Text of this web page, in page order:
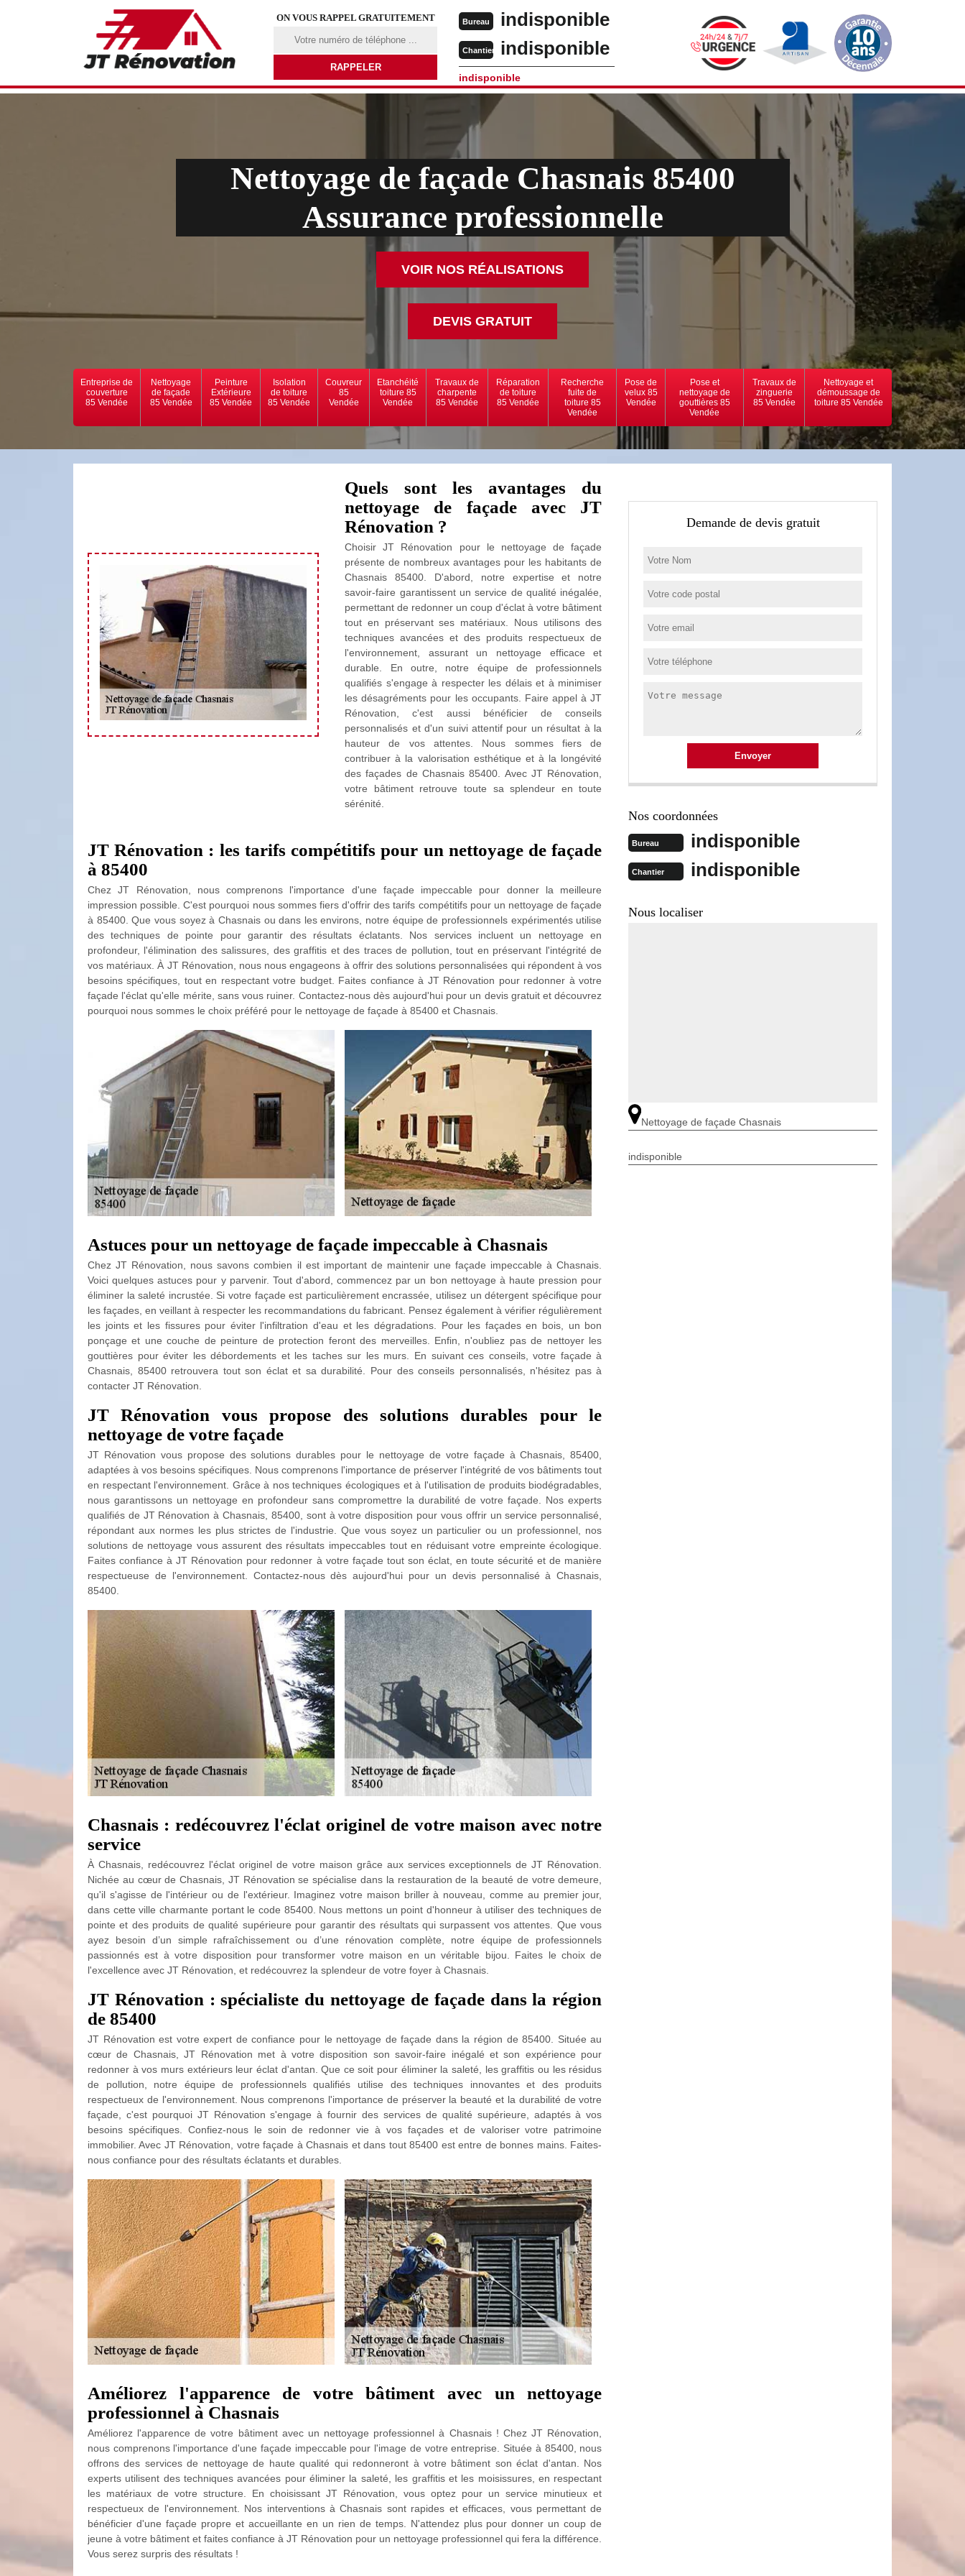
ON VOUS RAPPEL GRATUITEMENT Bureau indisponible
Chantier indisponible
indisponible
Nettoyage de façade Chasnais 85400
Assurance professionnelle
VOIR NOS RÉALISATIONS
DEVIS GRATUIT
Entreprise de
couverture
85 Vendée
Nettoyage
de façade
85 Vendée
Peinture
Extérieure
85 Vendée
Isolation
de toiture
85 Vendée
Couvreur
85
Vendée
Etanchéité
toiture 85
Vendée
Travaux de
charpente
85 Vendée
Réparation
de toiture
85 Vendée
Recherche
fuite de
toiture 85
Vendée
Pose de
velux 85
Vendée
Pose et
nettoyage de
gouttières 85
Vendée
Travaux de
zinguerie
85 Vendée
Nettoyage et
démoussage de
toiture 85 Vendée
Quels sont les avantages du
nettoyage de façade avec JT
Rénovation ?
Choisir JT Rénovation pour le nettoyage de façade
présente de nombreux avantages pour les habitants de
Chasnais 85400. D'abord, notre expertise et notre
savoir-faire garantissent un service de qualité inégalée,
permettant de redonner un coup d'éclat à votre bâtiment
tout en préservant ses matériaux. Nous utilisons des
techniques avancées et des produits respectueux de
l'environnement, assurant un nettoyage efficace et
durable. En outre, notre équipe de professionnels
qualifiés s'engage à respecter les délais et à minimiser
les désagréments pour les occupants. Faire appel à JT
Rénovation, c'est aussi bénéficier de conseils
personnalisés et d'un suivi attentif pour un résultat à la
hauteur de vos attentes. Nous sommes fiers de
contribuer à la valorisation esthétique et à la longévité
des façades de Chasnais 85400. Avec JT Rénovation,
votre bâtiment retrouve toute sa splendeur en toute
sérénité.
JT Rénovation : les tarifs compétitifs pour un nettoyage de façade
à 85400
Chez JT Rénovation, nous comprenons l'importance d'une façade impeccable pour donner la meilleure
impression possible. C'est pourquoi nous sommes fiers d'offrir des tarifs compétitifs pour un nettoyage de façade
à 85400. Que vous soyez à Chasnais ou dans les environs, notre équipe de professionnels expérimentés utilise
des techniques de pointe pour garantir des résultats éclatants. Nos services incluent un nettoyage en
profondeur, l'élimination des salissures, des graffitis et des traces de pollution, tout en préservant l'intégrité de
vos matériaux. À JT Rénovation, nous nous engageons à offrir des solutions personnalisées qui répondent à vos
besoins spécifiques, tout en respectant votre budget. Faites confiance à JT Rénovation pour redonner à votre
façade l'éclat qu'elle mérite, sans vous ruiner. Contactez-nous dès aujourd'hui pour un devis gratuit et découvrez
pourquoi nous sommes le choix préféré pour le nettoyage de façade à 85400 et Chasnais.
Astuces pour un nettoyage de façade impeccable à Chasnais
Chez JT Rénovation, nous savons combien il est important de maintenir une façade impeccable à Chasnais.
Voici quelques astuces pour y parvenir. Tout d'abord, commencez par un bon nettoyage à haute pression pour
éliminer la saleté incrustée. Si votre façade est particulièrement encrassée, utilisez un détergent spécifique pour
les façades, en veillant à respecter les recommandations du fabricant. Pensez également à vérifier régulièrement
les joints et les fissures pour éviter l'infiltration d'eau et les dégradations. Pour les façades en bois, un bon
ponçage et une couche de peinture de protection feront des merveilles. Enfin, n'oubliez pas de nettoyer les
gouttières pour éviter les débordements et les taches sur les murs. En suivant ces conseils, votre façade à
Chasnais, 85400 retrouvera tout son éclat et sa durabilité. Pour des conseils personnalisés, n'hésitez pas à
contacter JT Rénovation.
JT Rénovation vous propose des solutions durables pour le
nettoyage de votre façade
JT Rénovation vous propose des solutions durables pour le nettoyage de votre façade à Chasnais, 85400,
adaptées à vos besoins spécifiques. Nous comprenons l'importance de préserver l'intégrité de vos bâtiments tout
en respectant l'environnement. Grâce à nos techniques écologiques et à l'utilisation de produits biodégradables,
nous garantissons un nettoyage en profondeur sans compromettre la durabilité de votre façade. Nos experts
qualifiés de JT Rénovation à Chasnais, 85400, sont à votre disposition pour vous offrir un service personnalisé,
répondant aux normes les plus strictes de l'industrie. Que vous soyez un particulier ou un professionnel, nos
solutions de nettoyage vous assurent des résultats impeccables tout en réduisant votre empreinte écologique.
Faites confiance à JT Rénovation pour redonner à votre façade tout son éclat, en toute sécurité et de manière
respectueuse de l'environnement. Contactez-nous dès aujourd'hui pour un devis personnalisé à Chasnais,
85400.
Chasnais : redécouvrez l'éclat originel de votre maison avec notre
service
À Chasnais, redécouvrez l'éclat originel de votre maison grâce aux services exceptionnels de JT Rénovation.
Nichée au cœur de Chasnais, JT Rénovation se spécialise dans la restauration de la beauté de votre demeure,
qu'il s'agisse de l'intérieur ou de l'extérieur. Imaginez votre maison briller à nouveau, comme au premier jour,
dans cette ville charmante portant le code 85400. Nous mettons un point d'honneur à utiliser des techniques de
pointe et des produits de qualité supérieure pour garantir des résultats qui surpassent vos attentes. Que vous
ayez besoin d’un simple rafraîchissement ou d’une rénovation complète, notre équipe de professionnels
passionnés est à votre disposition pour transformer votre maison en un véritable bijou. Faites le choix de
l'excellence avec JT Rénovation, et redécouvrez la splendeur de votre foyer à Chasnais.
JT Rénovation : spécialiste du nettoyage de façade dans la région
de 85400
JT Rénovation est votre expert de confiance pour le nettoyage de façade dans la région de 85400. Située au
cœur de Chasnais, JT Rénovation met à votre disposition son savoir-faire inégalé et son expérience pour
redonner à vos murs extérieurs leur éclat d'antan. Que ce soit pour éliminer la saleté, les graffitis ou les résidus
de pollution, notre équipe de professionnels qualifiés utilise des techniques innovantes et des produits
respectueux de l'environnement. Nous comprenons l'importance de préserver la beauté et la durabilité de votre
façade, c'est pourquoi JT Rénovation s'engage à fournir des services de qualité supérieure, adaptés à vos
besoins spécifiques. Confiez-nous le soin de redonner vie à vos façades et de valoriser votre patrimoine
immobilier. Avec JT Rénovation, votre façade à Chasnais et dans tout 85400 est entre de bonnes mains. Faites-
nous confiance pour des résultats éclatants et durables.
Améliorez l'apparence de votre bâtiment avec un nettoyage
professionnel à Chasnais
Améliorez l'apparence de votre bâtiment avec un nettoyage professionnel à Chasnais ! Chez JT Rénovation,
nous comprenons l'importance d'une façade impeccable pour l'image de votre entreprise. Située à 85400, nous
offrons des services de nettoyage de haute qualité qui redonneront à votre bâtiment son éclat d'antan. Nos
experts utilisent des techniques avancées pour éliminer la saleté, les graffitis et les moisissures, en respectant
les matériaux de votre structure. En choisissant JT Rénovation, vous optez pour un service minutieux et
respectueux de l'environnement. Nos interventions à Chasnais sont rapides et efficaces, vous permettant de
bénéficier d'une façade propre et accueillante en un rien de temps. N'attendez plus pour donner un coup de
jeune à votre bâtiment et faites confiance à JT Rénovation pour un nettoyage professionnel qui fera la différence.
Vous serez surpris des résultats !
Demande de devis gratuit
Nos coordonnées
Bureau indisponible
Chantier indisponible
Nous localiser
Nettoyage de façade Chasnais
indisponible